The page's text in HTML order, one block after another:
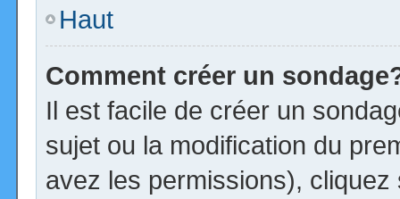
Haut
Comment créer un
Il est facile de créer un
sujet ou la modification du
avez les permissions), cliquez